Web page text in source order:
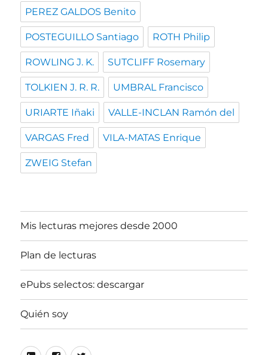
PEREZ GALDOS Benito
POSTEGUILLO Santiago ROTH Philip
ROWLING J. K. SUTCLIFF Rosemary
TOLKIEN J. R. R. UMBRAL Francisco
URIARTE Iñaki VALLE-INCLAN Ramón del
VARGAS Fred VILA-MATAS Enrique
ZWEIG Stefan
Mis lecturas mejores desde 2000
Plan de lecturas
ePubs selectos: descargar
Quién soy